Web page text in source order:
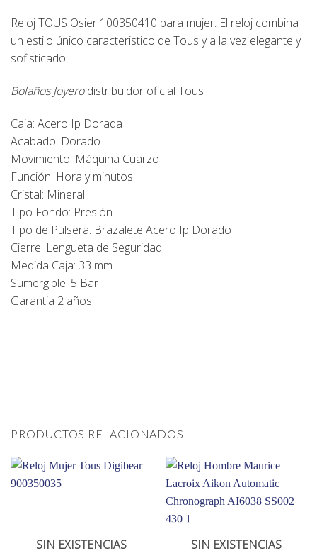
Reloj TOUS Osier 100350410 para mujer. El reloj combina
un estilo único caracteristico de Tous y a la vez elegante y
sofisticado.
Bolaños Joyerodistribuidor oficial Tous
Caja: Acero Ip Dorada
Acabado: Dorado
Movimiento: Máquina Cuarzo
Función: Hora y minutos
Cristal: Mineral
Tipo Fondo: Presión
Tipo de Pulsera: Brazalete Acero Ip Dorado
Cierre: Lengueta de Seguridad
Medida Caja: 33 mm
Sumergible: 5 Bar
Garantia 2 años
PRODUCTOS RELACIONADOS
SIN EXISTENCIAS SIN EXISTENCIAS